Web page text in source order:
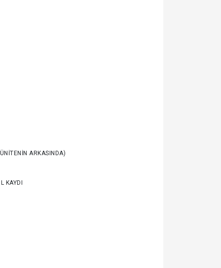
ARKASINDA)
KAYDI